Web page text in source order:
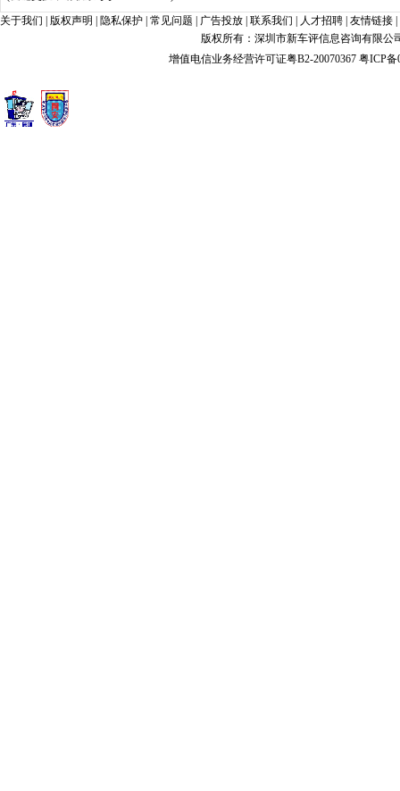
关于我们
版权声明 隐私保护 常见问题 广告投放 联系我们 人才招聘 友情链接
版权所有：深圳市新车评信息咨询有限公
增值电信业务经营许可证粤B2-20070367 粤ICP备